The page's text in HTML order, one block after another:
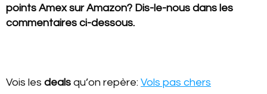
points Amex sur Amazon? Dis-le-nous dans les
commentaires ci-dessous.
Vois les deals qu’on repère: Vols pas chers